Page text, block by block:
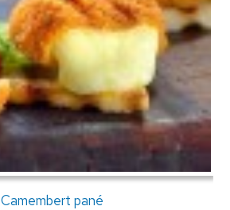
Camembert pané